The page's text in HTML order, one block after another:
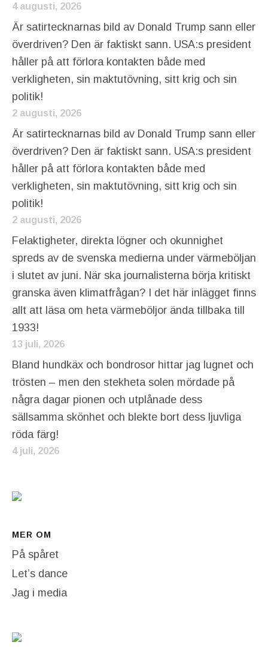
4 augusti, 2026
Är satirtecknarnas bild av Donald Trump sann eller
överdriven? Den är faktiskt sann. USA:s president
håller på att förlora kontakten både med
verkligheten, sin maktutövning, sitt krig och sin
politik!
2 augusti, 2026
Är satirtecknarnas bild av Donald Trump sann eller
överdriven? Den är faktiskt sann. USA:s president
håller på att förlora kontakten både med
verkligheten, sin maktutövning, sitt krig och sin
politik!
2 augusti, 2026
Felaktigheter, direkta lögner och okunnighet
spreds av de svenska medierna under värmeböljan
i slutet av juni. När ska journalisterna börja kritiskt
granska även klimatfrågan? I det här inlägget finns
allt att läsa om heta värmeböljor ända tillbaka till
1933!
13 juli, 2026
Bland hundkäx och bondrosor hittar jag lugnet och
trösten – men den stekheta solen mördade på
några dagar pionen och utplånade dess
sällsamma skönhet och blekte bort dess ljuvliga
röda färg!
4 juli, 2026
MER OM
På spåret
Let’s dance
Jag i media